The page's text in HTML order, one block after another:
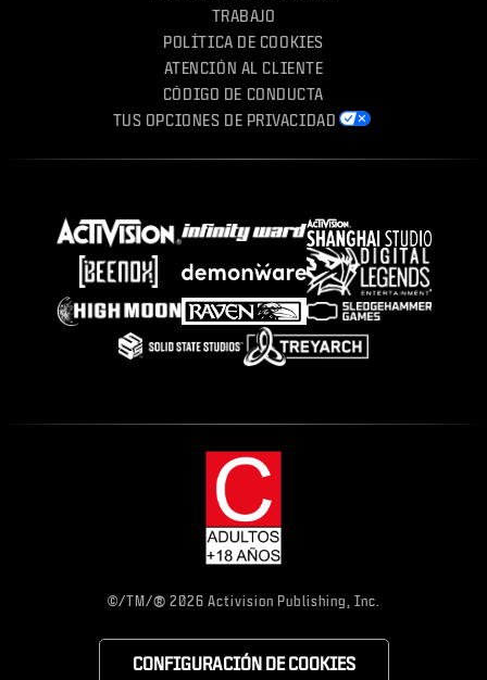
TRABAJO
POLÍTICA DE COOKIES
ATENCIÓN AL CLIENTE
CÓDIGO DE CONDUCTA
TUS OPCIONES DE PRIVACIDAD
©/TM/® 2026 Activision Publishing, Inc.
CONFIGURACIÓN DE COOKIES